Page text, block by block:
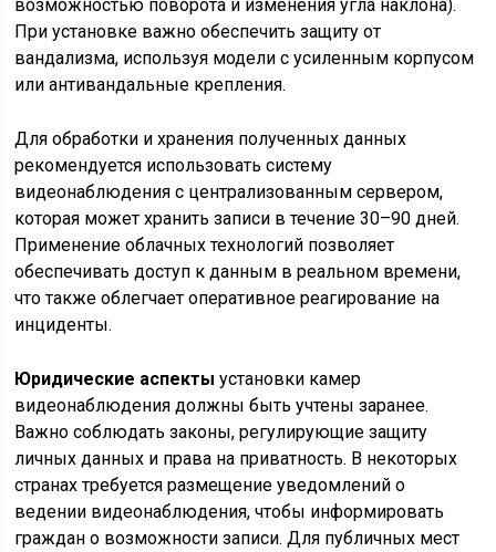
возможностью поворота и изменения угла наклона).
При установке важно обеспечить защиту от
вандализма, используя модели с усиленным корпусом
или антивандальные крепления.
Для обработки и хранения полученных данных
рекомендуется использовать систему
видеонаблюдения с централизованным сервером,
которая может хранить записи в течение 30–90 дней.
Применение облачных технологий позволяет
обеспечивать доступ к данным в реальном времени,
что также облегчает оперативное реагирование на
инциденты.
Юридические аспекты установки камер
видеонаблюдения должны быть учтены заранее.
Важно соблюдать законы, регулирующие защиту
личных данных и права на приватность. В некоторых
странах требуется размещение уведомлений о
ведении видеонаблюдения, чтобы информировать
граждан о возможности записи. Для публичных мест